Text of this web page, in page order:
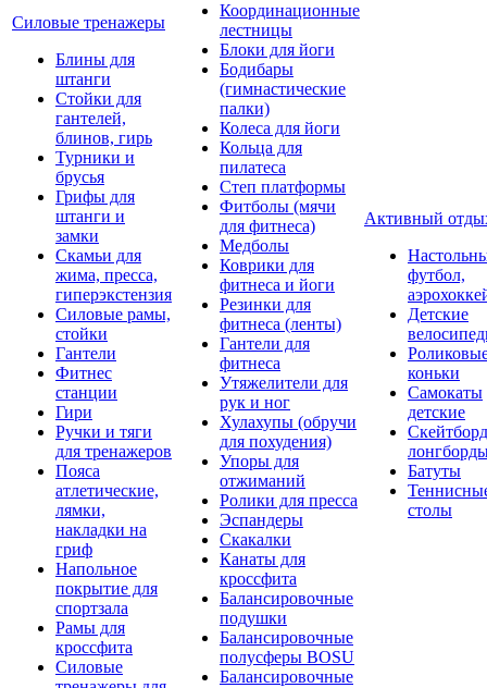
Силовые тренажеры
Блины для
штанги
Стойки для
гантелей,
блинов, гирь
Турники и
брусья
Грифы для
штанги и
замки
Скамьи для
жима, пресса,
гиперэкстензия
Силовые рамы,
стойки
Гантели
Фитнес
станции
Гири
Ручки и тяги
для тренажеров
Пояса
атлетические,
лямки,
накладки на
гриф
Напольное
покрытие для
спортзала
Рамы для
кроссфита
Силовые
Координационные
лестницы
Блоки для йоги
Бодибары
(гимнастические
палки)
Колеса для йоги
Кольца для
пилатеса
Степ платформы
Фитболы (мячи
для фитнеса)
Медболы
Коврики для
фитнеса и йоги
Резинки для
фитнеса (ленты)
Гантели для
фитнеса
Утяжелители для
рук и ног
Хулахупы (обручи
для похудения)
Упоры для
отжиманий
Ролики для пресса
Эспандеры
Скакалки
Канаты для
кроссфита
Балансировочные
подушки
Балансировочные
полусферы BOSU
Балансировочные
Активный
футбол,
Детские
коньки
Самокаты
детские
Батуты
столы